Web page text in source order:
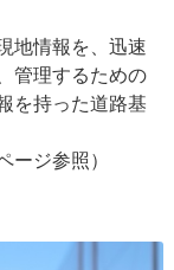
地情報を、迅速
管理するための
を持った道路基
ージ参照）